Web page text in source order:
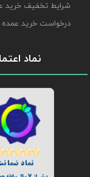
شرایط تخفیف خرید
درخواست خرید عمده
نماد